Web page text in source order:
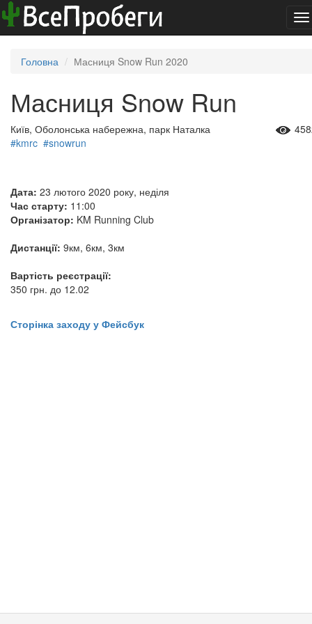
Головна Масниця Snow Run 2020
Масниця Snow Run
Київ, Оболонська набережна, парк Наталка
#kmrc #snowrun
Дата: 23 лютого 2020 року, неділя
Час старту: 11:00
Організатор: KM Running Club
Дистанції: 9км, 6км, 3км
Вартість реєстрації:
350 грн. до 12.02
Сторінка заходу у Фейсбук